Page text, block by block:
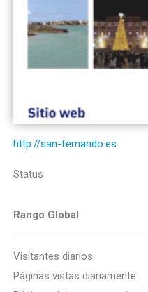
http://san-fernando.es
Status
Rango Global
Visitantes diarios
Páginas vistas diariamente